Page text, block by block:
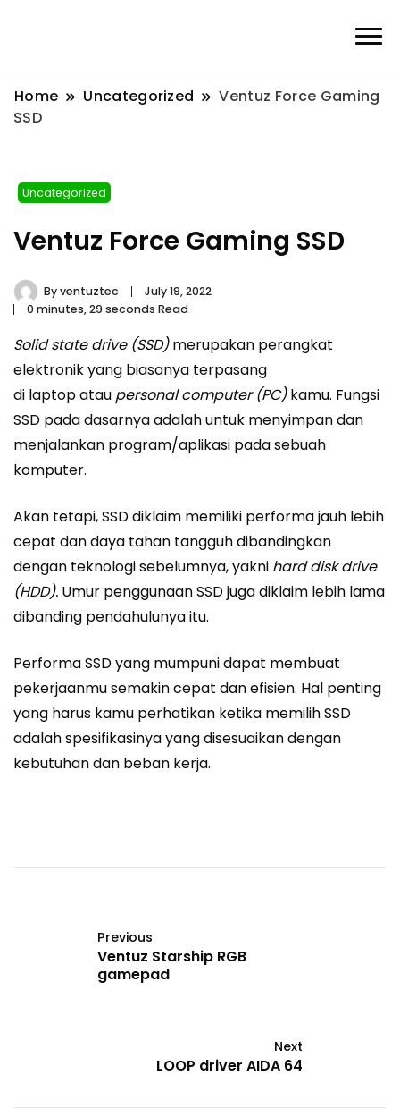
Home Uncategorized
Ventuz Force Gaming
SSD
Uncategorized
Ventuz Force Gaming SSD
Byventuztec
July 19, 2022
0 minutes, 29 seconds Read
Solid state drive (SSD)merupakan perangkat
elektronik yang biasanya terpasang
di laptopatau personal computer (PC)kamu. Fungsi
SSD pada dasarnya adalah untuk menyimpan dan
menjalankan program/aplikasi pada sebuah
komputer.
Akan tetapi, SSD diklaim memiliki performa jauh lebih
cepat dan daya tahan tangguh dibandingkan
dengan teknologi sebelumnya, yakni hard disk drive
(HDD). Umur penggunaan SSD juga diklaim lebih lama
dibanding pendahulunya itu.
Performa SSD yang mumpuni dapat membuat
pekerjaanmu semakin cepat dan efisien. Hal penting
yang harus kamu perhatikan ketika memilih SSD
adalah spesifikasinya yang disesuaikan dengan
kebutuhan dan beban kerja.
Previous
Ventuz Starship RGB
gamepad
Next
LOOP driver AIDA 64